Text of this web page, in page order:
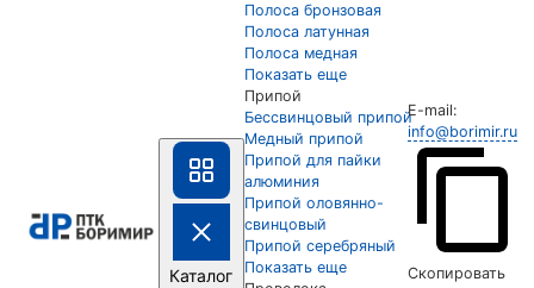
Каталог
Полоса бронзовая
Полоса латунная
Полоса медная
Показать еще
Припой
Бессвинцовый припой
Медный припой
Припой для пайки
алюминия
Припой оловянно-
свинцовый
Припой серебряный
Показать еще
E-mail:
info@borimir.ru
Скопировать